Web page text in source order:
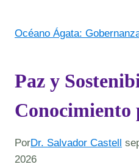
Océano Ágata:
Paz y
Conocimiento
PorDr. Salvador Castell
2026